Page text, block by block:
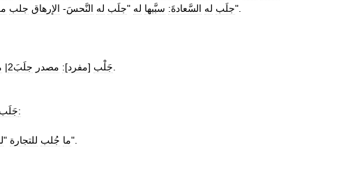
جلَب له السَّعادةَ: سبَّبها له "جلَب له النَّحسَ- الإرهاق جلب
".
جَلْب [مفرد]
: مصدر جلَبَ2 |
جَلَب:
ما جُلب للتجارة "
".